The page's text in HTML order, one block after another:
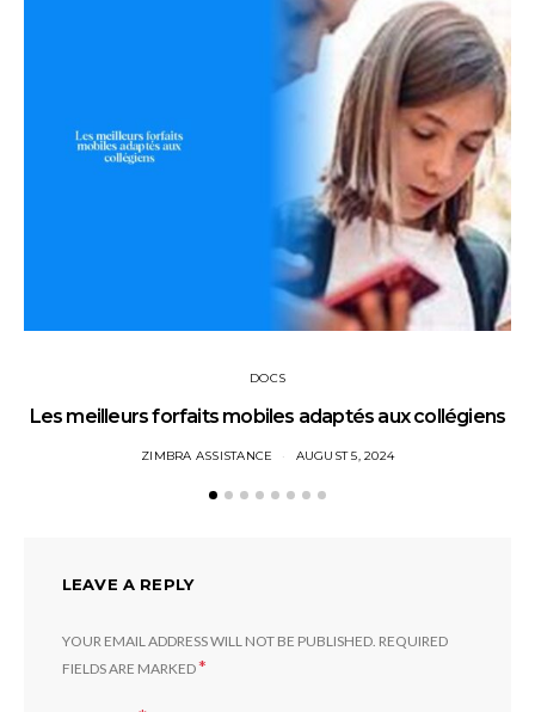
DOCS
Les meilleurs forfaits mobiles adaptés aux collégiens
ZIMBRA ASSISTANCE AUGUST 5, 2024
LEAVE A REPLY
YOUR EMAIL ADDRESS WILL NOT BE PUBLISHED. REQUIRED
FIELDS ARE MARKED*